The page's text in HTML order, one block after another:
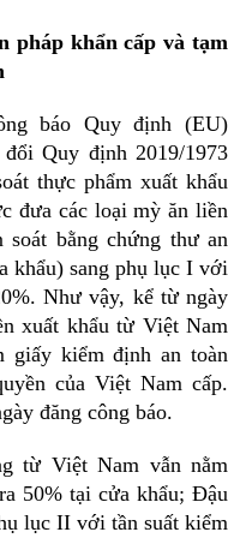
pháp khẩn cấp và tạm
báo Quy định (EU)
Quy định 2019/1973
thực phẩm xuất khẩu
đưa các loại mỳ ăn liền
bằng chứng thư an
khẩu) sang phụ lục I với
Như vậy, kể từ ngày
xuất khẩu từ Việt Nam
giấy kiểm định an toàn
của Việt Nam cấp.
đăng công báo.
từ Việt Nam vẫn nằm
50% tại cửa khẩu; Đậu
lục II với tần suất kiểm